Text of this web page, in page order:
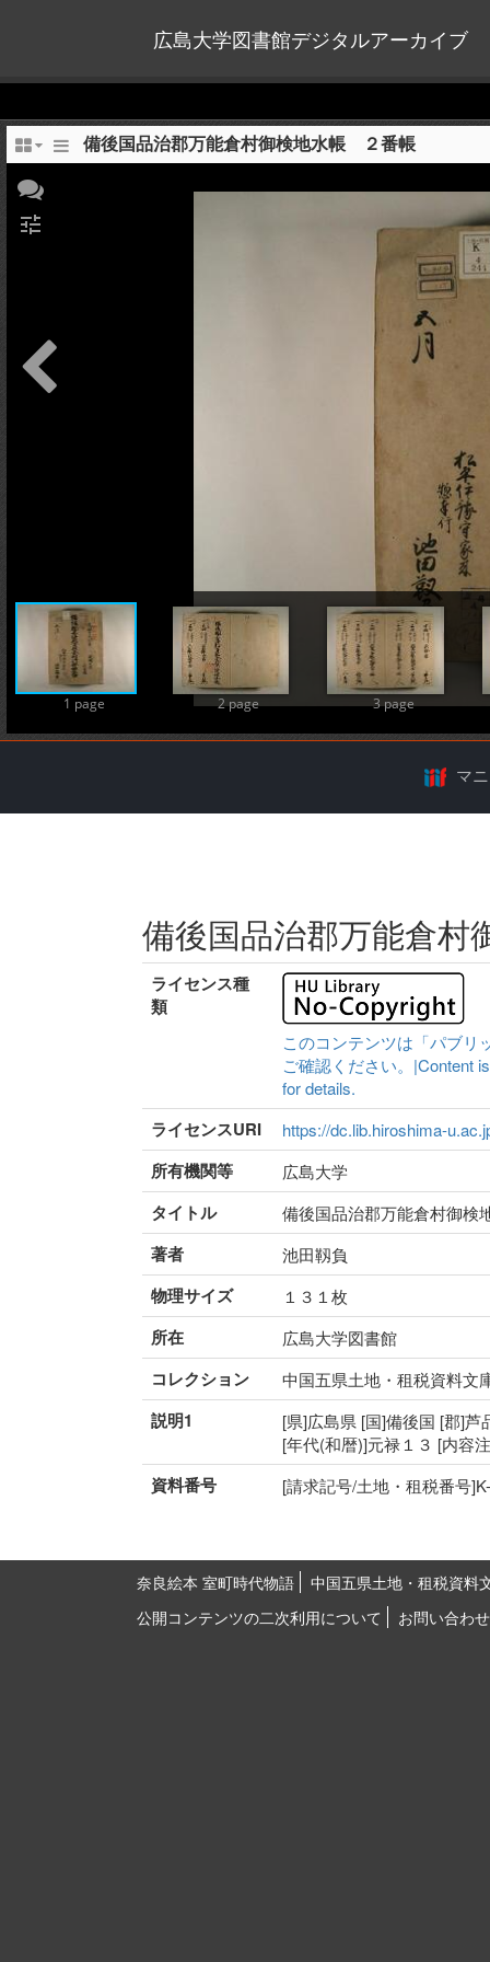
広島大学図書館デジタルアーカイブ
備後国品治郡万能倉村御検地水帳 ２番帳
1 page 2 page 3 page
tune
マ
備後国品治郡万能倉
ライセンス種
類
このコンテンツは「パブリ
ご確認ください。|Content
for details.
ライセンスURI https://dc.lib.hiroshima-
所有機関等 広島大学
タイトル 備後国品治郡万能倉村御
著者 池田靱負
物理サイズ １３１枚
所在 広島大学図書館
コレクション 中国五県土地・租税資料文
説明1
[県]広島県 [国]備後国 [郡]
[年代(和暦)]元禄１３ [内容
資料番号 [請求記号/土地・租税番号
奈良絵本 室町時代物語
中国五県土地・租税資料
公開コンテンツの二次利用について
お問い合わせ